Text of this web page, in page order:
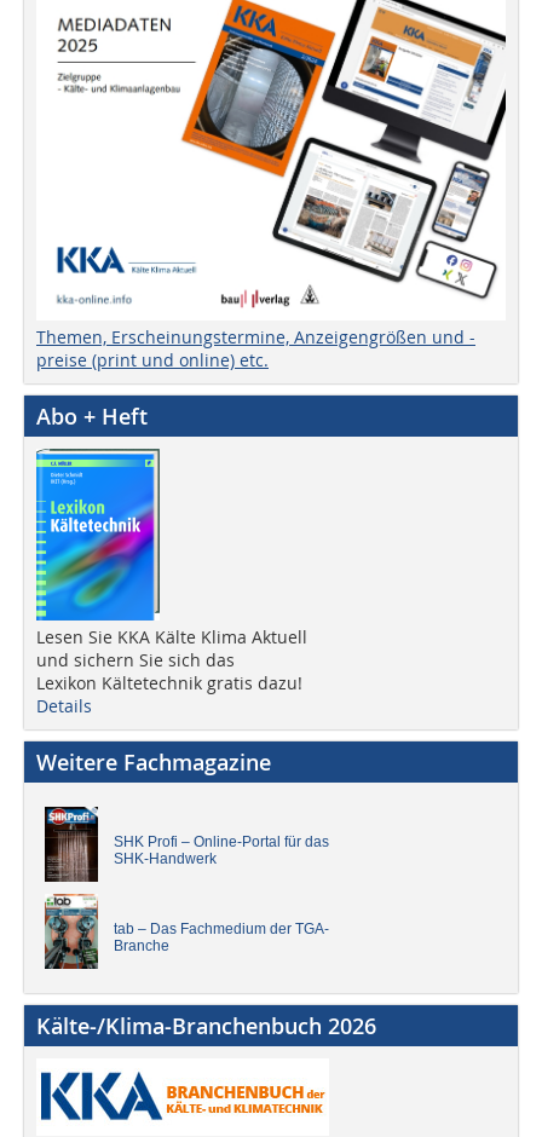
Themen, Erscheinungstermine, Anzeigengrößen und -
preise (print und online) etc.
Abo + Heft
Lesen Sie KKA Kälte Klima Aktuell
und sichern Sie sich das
Lexikon Kältetechnik gratis dazu!
Details
Weitere Fachmagazine
SHK Profi – Online-Portal für das
SHK-Handwerk
tab – Das Fachmedium der TGA-
Branche
Kälte-/Klima-Branchenbuch 2026